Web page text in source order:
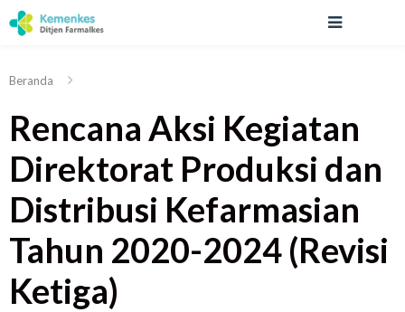
Beranda
Rencana Aksi Kegiatan
Direktorat Produksi dan
Distribusi Kefarmasian
Tahun 2020-2024 (Revisi
Ketiga)